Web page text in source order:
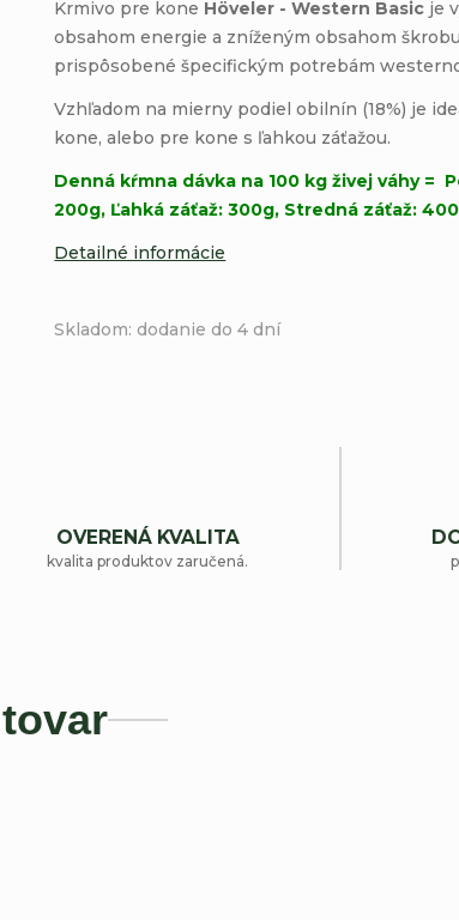
Skladom: dodanie do 4 dní
Krmivo pre kone Höveler - Western Basic je
obsahom energie a zníženým obsahom
prispôsobené špecifickým potrebám
Vzhľadom na mierny podiel obilnín (18%) je
kone, alebo pre kone s ľahkou záťažou.
Denná kŕmna dávka na 100 kg živej váhy =
200g, Ľahká záťaž: 300g, Stredná záťaž:
Detailné informácie
OVERENÁ KVALITA
kvalita produktov zaručená.